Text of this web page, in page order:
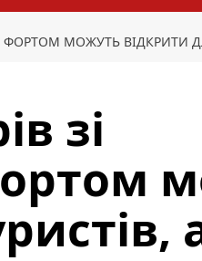
МОЖУТЬ ВІДКРИТИ
зі